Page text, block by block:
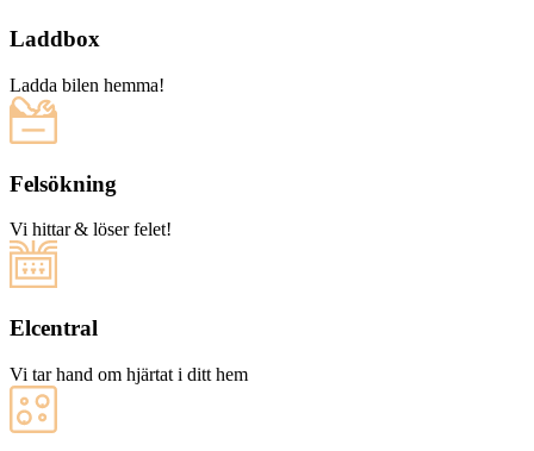
Laddbox
Ladda bilen hemma!
Felsökning
Vi hittar & löser felet!
Elcentral
Vi tar hand om hjärtat i ditt hem